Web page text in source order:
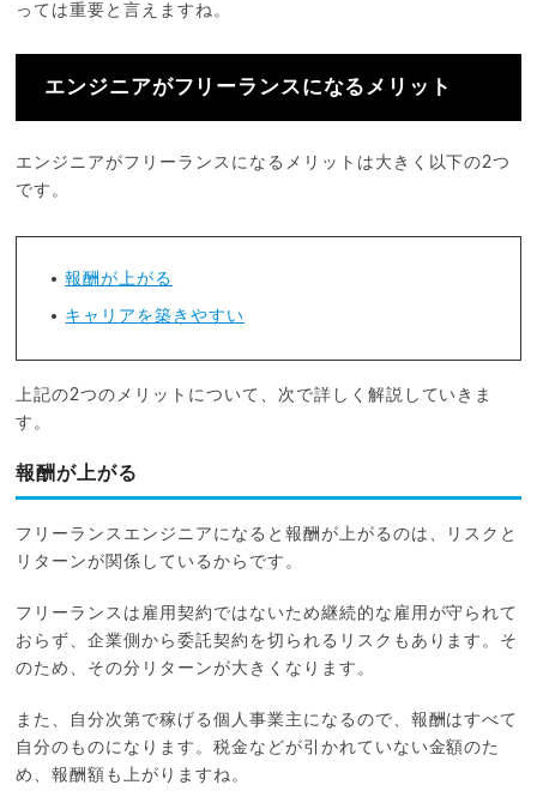
っては重要と言えますね。
エンジニアがフリーランスになるメリット
エンジニアがフリーランスになるメリットは大きく以下の2つ
です。
報酬が上がる
キャリアを築きやすい
上記の2つのメリットについて、次で詳しく解説していきま
す。
報酬が上がる
フリーランスエンジニアになると報酬が上がるのは、リスクと
リターンが関係しているからです。
フリーランスは雇用契約ではないため継続的な雇用が守られて
おらず、企業側から委託契約を切られるリスクもあります。そ
のため、その分リターンが大きくなります。
また、自分次第で稼げる個人事業主になるので、報酬はすべて
自分のものになります。税金などが引かれていない金額のた
め、報酬額も上がりますね。